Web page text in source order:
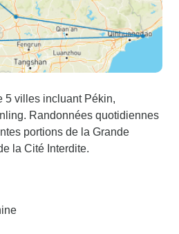
5 villes incluant Pékin,
Randonnées quotidiennes
portions de la Grande
la Cité Interdite.